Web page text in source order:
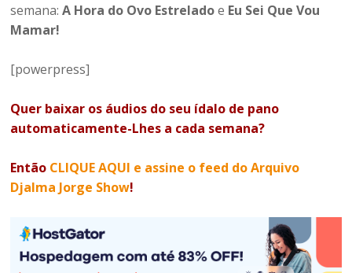
semana:A Hora do Ovo Estreladoe Eu Sei Que Vou
Mamar!
[powerpress]
Quer baixar os áudios do seu ídalo de pano
automaticamente-Lhes a cada semana?
Então CLIQUE AQUI e assine o feed do Arquivo
Djalma Jorge Show!